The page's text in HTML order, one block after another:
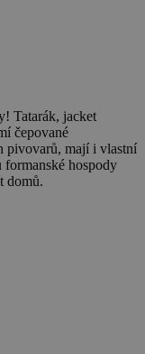
Tatarák, jacket
čepované
pivovarů, mají i vlastní
hospody
domů.